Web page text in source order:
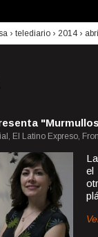
› telediario › 2014› abril
El Latino Expreso,
el